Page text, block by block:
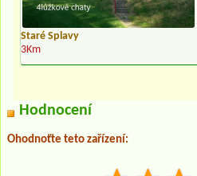
Staré Splavy
3Km
Hodnocení
Ohodnoťte teto zařízení: